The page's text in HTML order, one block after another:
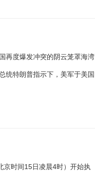
再度爆发冲突的阴云笼罩海湾
统特朗普指示下，美军于美国
京时间15日凌晨4时）开始执